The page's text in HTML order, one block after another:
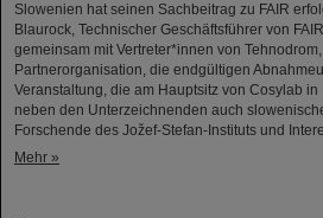
Slowenien hat seinen Sachbeitrag zu FAIR
Blaurock, Technischer Geschäftsführer von
gemeinsam mit Vertreter*innen von
Partnerorganisation, die endgültigen
Veranstaltung, die am Hauptsitz von Cosylab
neben den Unterzeichnenden auch
Forschende des Jožef-Stefan-Instituts und
Mehr »